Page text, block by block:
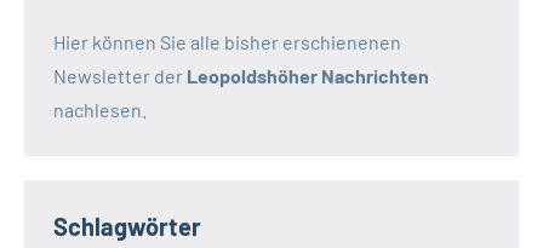
Hier können Sie alle bisher erschienenen
Newsletter der Leopoldshöher Nachrichten
nachlesen.
Schlagwörter